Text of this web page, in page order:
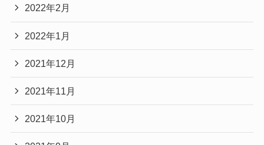
2022年2月
2022年1月
2021年12月
2021年11月
2021年10月